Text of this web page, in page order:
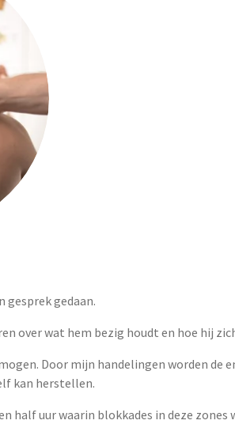
gesprek gedaan.
over wat hem bezig houdt en hoe hij
Door mijn handelingen worden de
kan herstellen.
half uur waarin blokkades in deze zones